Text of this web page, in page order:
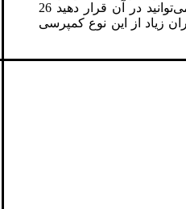
استفاده کنید. حداکثر باری که می‌توانید در آن قرار دهید 26
زیاد از این نوع کمپرسی